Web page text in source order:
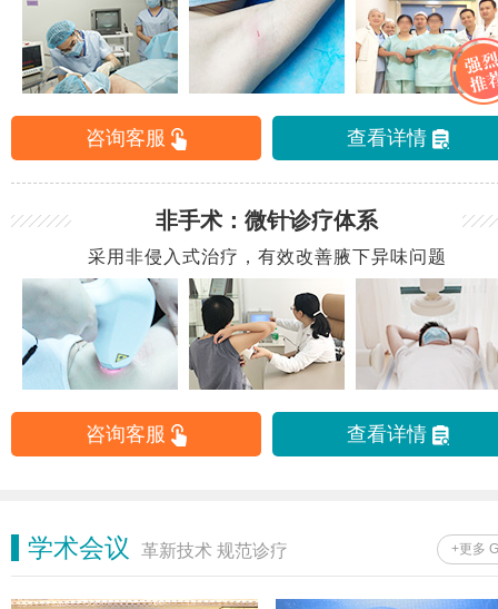
咨询客服 查看详情
非手术：微针诊疗体系
采用非侵入式治疗，有效改善腋下异味问题
咨询客服 查看详情
学术会议 革新技术 规范诊疗 +更多